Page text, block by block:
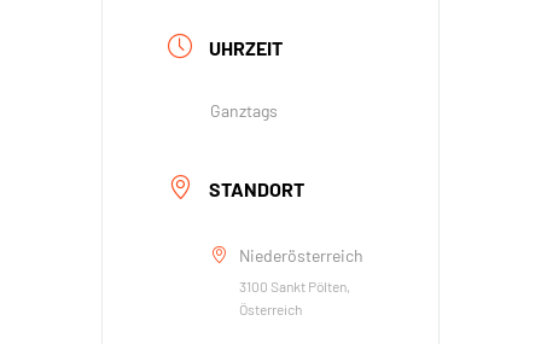
UHRZEIT
Ganztags
STANDORT
Niederösterreich
3100 Sankt Pölten,
Österreich